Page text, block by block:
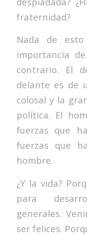
fraternidad?
Nada de
importancia
contrario. El
delante es de
colosal y la
política. El
fuerzas que
fuerzas que
hombre.
¿Y la vida?
para
generales.
ser felices.